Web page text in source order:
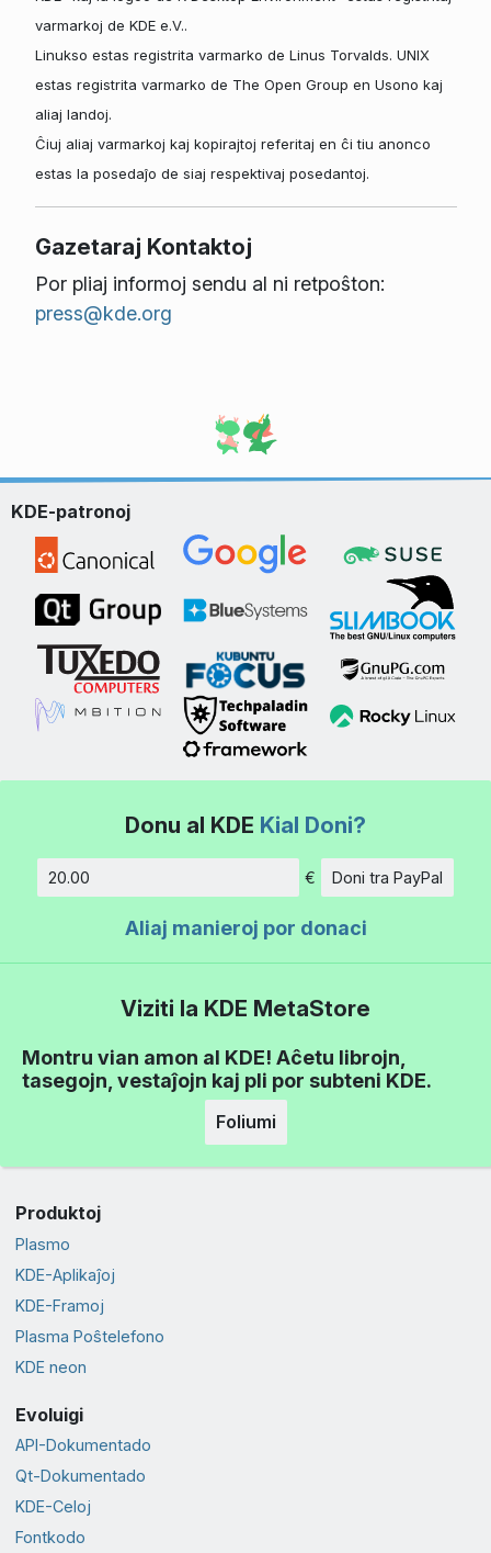
varmarkoj de KDE e.V..
Linukso estas registrita varmarko de Linus Torvalds. UNIX
estas registrita varmarko de The Open Group en Usono kaj
aliaj landoj.
Ĉiuj aliaj varmarkoj kaj kopirajtoj referitaj en ĉi tiu anonco
estas la posedaĵo de siaj respektivaj posedantoj.
Gazetaraj Kontaktoj
Por pliaj informoj sendu al ni retpoŝton:
press@kde.org
KDE-patronoj
Donu al KDE Kial Doni?
€ Doni tra PayPal
Aliaj manieroj por donaci
Viziti la KDE MetaStore
Montru vian amon al KDE! Aĉetu librojn,
tasegojn, vestaĵojn kaj pli por subteni KDE.
Foliumi
Produktoj
Plasmo
KDE-Aplikaĵoj
KDE-Framoj
Plasma Poŝtelefono
KDE neon
Evoluigi
API-Dokumentado
Qt-Dokumentado
KDE-Celoj
Fontkodo